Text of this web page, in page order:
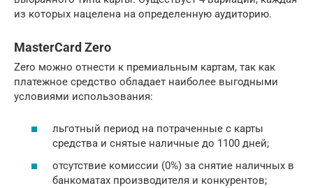
из которых нацелена на определенную аудиторию.
MasterCard Zero
Zero можно отнести к премиальным картам, так как
платежное средство обладает наиболее выгодными
условиями использования:
льготный период на потраченные с карты
средства и снятые наличные до 1100 дней;
отсутствие комиссии (0%) за снятие наличных в
банкоматах производителя и конкурентов;